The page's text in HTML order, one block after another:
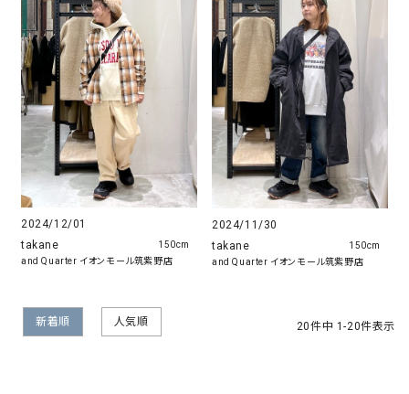
2024/12/01
takane
and Quarter イオンモール筑紫野店
150cm
2024/11/30
takane
and Quarter イオンモール筑紫野店
150cm
新着順 人気順 20件中 1-20件表示